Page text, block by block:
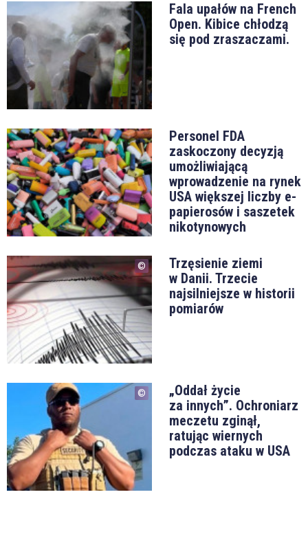
Fala upałów na French
Open. Kibice chłodzą
się pod zraszaczami.
Personel FDA
zaskoczony decyzją
umożliwiającą
wprowadzenie na rynek
USA większej liczby e-
papierosów i saszetek
nikotynowych
Trzęsienie ziemi
w Danii. Trzecie
najsilniejsze w historii
pomiarów
„Oddał życie
za innych”. Ochroniarz
meczetu zginął,
ratując wiernych
podczas ataku w USA